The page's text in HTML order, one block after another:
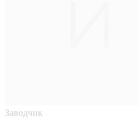
Заводчик